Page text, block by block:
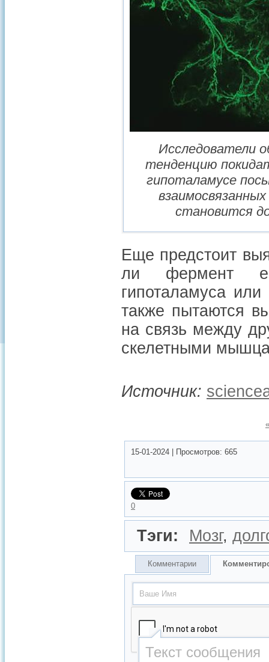
Исследователи
тенденцию
гипоталамусе
становится
Еще предстоит
ли фермент
гипоталамуса
также пытаются
на связь между
скелетными
Источник:
15-01-2024 Просмотров: 665
0
Тэги: Мозг,
Комментарии